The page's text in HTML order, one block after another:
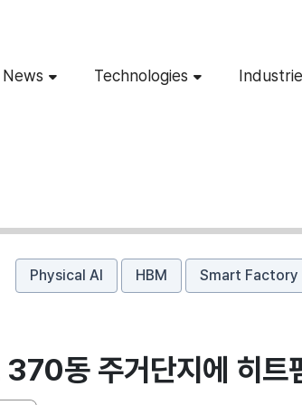
News Technologies
Physical AI HBM Smart Factory
동 주거단지에 히트